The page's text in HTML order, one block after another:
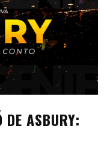
DE ASBURY: